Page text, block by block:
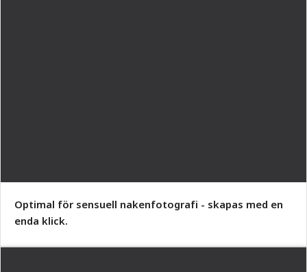
Optimal för sensuell nakenfotografi - skapas med en
enda klick.